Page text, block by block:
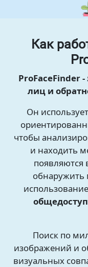
Как
ProFaceFinder
лиц и
Он
чтобы
и находить
появляются
обнаружить
Поиск по
изображений и
визуальных